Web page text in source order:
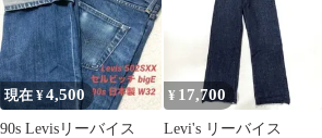
現在 ¥4,500
90s Levisリーバイス
¥ 17,700
Levi's リーバイス